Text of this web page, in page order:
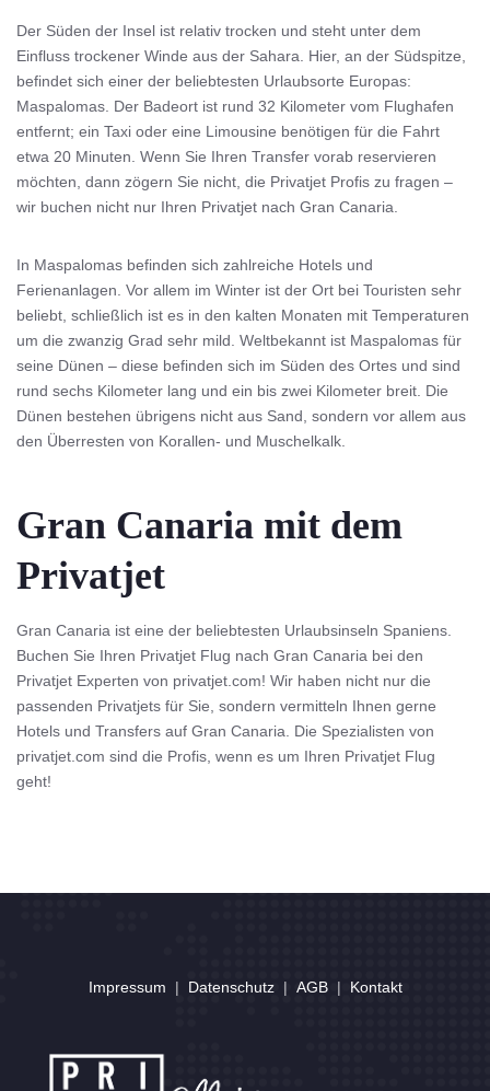
Der Süden der Insel ist relativ trocken und steht unter dem
Einfluss trockener Winde aus der Sahara. Hier, an der Südspitze,
befindet sich einer der beliebtesten Urlaubsorte Europas:
Maspalomas. Der Badeort ist rund 32 Kilometer vom Flughafen
entfernt; ein Taxi oder eine Limousine benötigen für die Fahrt
etwa 20 Minuten. Wenn Sie Ihren Transfer vorab reservieren
möchten, dann zögern Sie nicht, die Privatjet Profis zu fragen –
wir buchen nicht nur Ihren Privatjet nach Gran Canaria.
In Maspalomas befinden sich zahlreiche Hotels und
Ferienanlagen. Vor allem im Winter ist der Ort bei Touristen sehr
beliebt, schließlich ist es in den kalten Monaten mit Temperaturen
um die zwanzig Grad sehr mild. Weltbekannt ist Maspalomas für
seine Dünen – diese befinden sich im Süden des Ortes und sind
rund sechs Kilometer lang und ein bis zwei Kilometer breit. Die
Dünen bestehen übrigens nicht aus Sand, sondern vor allem aus
den Überresten von Korallen- und Muschelkalk.
Gran Canaria mit dem
Privatjet
Gran Canaria ist eine der beliebtesten Urlaubsinseln Spaniens.
Buchen Sie Ihren Privatjet Flug nach Gran Canaria bei den
Privatjet Experten von privatjet.com! Wir haben nicht nur die
passenden Privatjets für Sie, sondern vermitteln Ihnen gerne
Hotels und Transfers auf Gran Canaria. Die Spezialisten von
privatjet.com sind die Profis, wenn es um Ihren Privatjet Flug
geht!
Impressum | Datenschutz| AGB| Kontakt